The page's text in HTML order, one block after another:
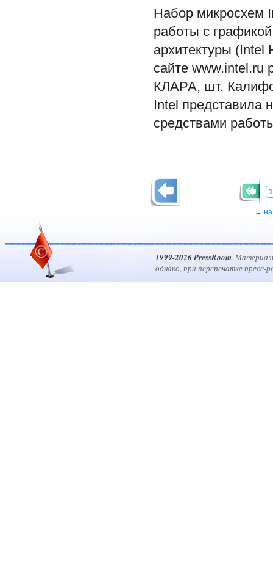
Набор микросхем
работы с
архитектуры
сайте
КЛАРА, шт.
Intel представила
средствами
← на
1999-2026 PressRoom.
однако, при перепечатке пресс-